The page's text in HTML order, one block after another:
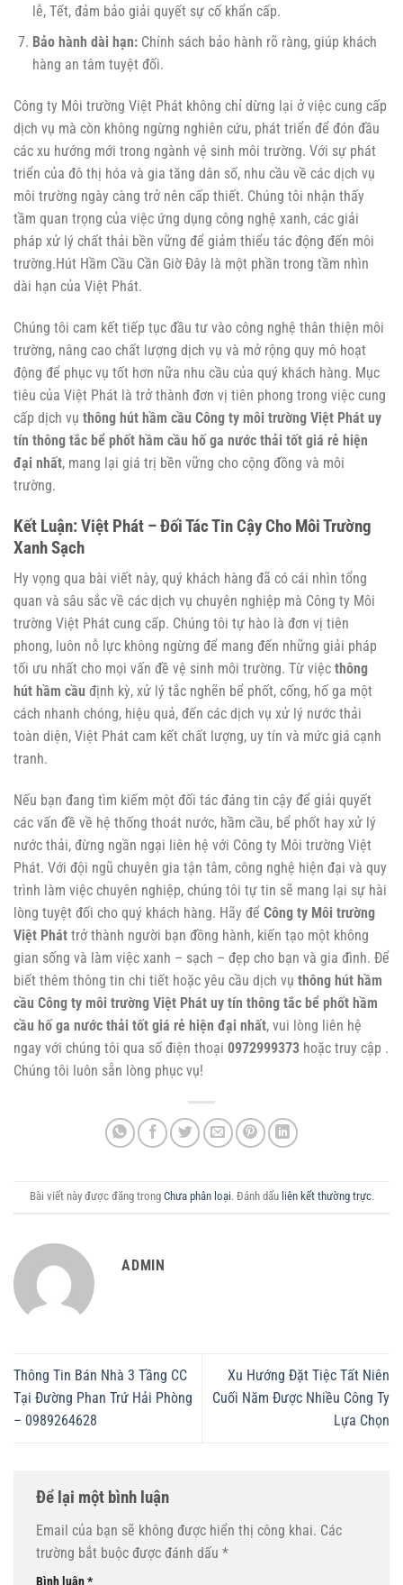
lễ, Tết, đảm bảo giải quyết sự cố khẩn cấp.
Bảo hành dài hạn:Chính sách bảo hành rõ ràng, giúp khách
hàng an tâm tuyệt đối.
Công ty Môi trường Việt Phát không chỉ dừng lại ở việc cung cấp
dịch vụ mà còn không ngừng nghiên cứu, phát triển để đón đầu
các xu hướng mới trong ngành vệ sinh môi trường. Với sự phát
triển của đô thị hóa và gia tăng dân số, nhu cầu về các dịch vụ
môi trường ngày càng trở nên cấp thiết. Chúng tôi nhận thấy
tầm quan trọng của việc ứng dụng công nghệ xanh, các giải
pháp xử lý chất thải bền vững để giảm thiểu tác động đến môi
trường.Hút Hầm Cầu Cần Giờ Đây là một phần trong tầm nhìn
dài hạn của Việt Phát.
Chúng tôi cam kết tiếp tục đầu tư vào công nghệ thân thiện môi
trường, nâng cao chất lượng dịch vụ và mở rộng quy mô hoạt
động để phục vụ tốt hơn nữa nhu cầu của quý khách hàng. Mục
tiêu của Việt Phát là trở thành đơn vị tiên phong trong việc cung
cấp dịch vụ thông hút hầm cầu Công ty môi trường Việt Phát uy
tín thông tắc bể phốt hầm cầu hố ga nước thải tốt giá rẻ hiện
đại nhất, mang lại giá trị bền vững cho cộng đồng và môi
trường.
Kết Luận: Việt Phát – Đối Tác Tin Cậy Cho Môi Trường
Xanh Sạch
Hy vọng qua bài viết này, quý khách hàng đã có cái nhìn tổng
quan và sâu sắc về các dịch vụ chuyên nghiệp mà Công ty Môi
trường Việt Phát cung cấp. Chúng tôi tự hào là đơn vị tiên
phong, luôn nỗ lực không ngừng để mang đến những giải pháp
tối ưu nhất cho mọi vấn đề vệ sinh môi trường. Từ việc thông
hút hầm cầu định kỳ, xử lý tắc nghẽn bể phốt, cống, hố ga một
cách nhanh chóng, hiệu quả, đến các dịch vụ xử lý nước thải
toàn diện, Việt Phát cam kết chất lượng, uy tín và mức giá cạnh
tranh.
Nếu bạn đang tìm kiếm một đối tác đáng tin cậy để giải quyết
các vấn đề về hệ thống thoát nước, hầm cầu, bể phốt hay xử lý
nước thải, đừng ngần ngại liên hệ với Công ty Môi trường Việt
Phát. Với đội ngũ chuyên gia tận tâm, công nghệ hiện đại và quy
trình làm việc chuyên nghiệp, chúng tôi tự tin sẽ mang lại sự hài
lòng tuyệt đối cho quý khách hàng. Hãy để Công ty Môi trường
Việt Phát trở thành người bạn đồng hành, kiến tạo một không
gian sống và làm việc xanh – sạch – đẹp cho bạn và gia đình. Để
biết thêm thông tin chi tiết hoặc yêu cầu dịch vụ thông hút hầm
cầu Công ty môi trường Việt Phát uy tín thông tắc bể phốt hầm
cầu hố ga nước thải tốt giá rẻ hiện đại nhất, vui lòng liên hệ
ngay với chúng tôi qua số điện thoại 0972999373 hoặc truy cập .
Chúng tôi luôn sẵn lòng phục vụ!
Bài viết này được đăng trong Chưa phân loại. Đánh dấu liên kết thường trực.
ADMIN
Thông Tin Bán Nhà 3 Tầng CC
Tại Đường Phan Trứ Hải Phòng
– 0989264628
Xu Hướng Đặt Tiệc Tất Niên
Cuối Năm Được Nhiều Công Ty
Lựa Chọn
Để lại một bình luận
Email của bạn sẽ không được hiển thị công khai. Các
trường bắt buộc được đánh dấu *